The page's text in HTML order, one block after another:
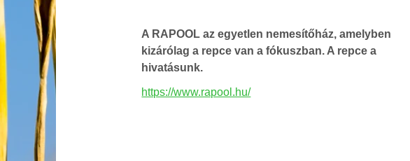
A RAPOOL az egyetlen nemesítőház, amelyben
kizárólag a repce van a fókuszban. A repce a
hivatásunk.
https://www.rapool.hu/